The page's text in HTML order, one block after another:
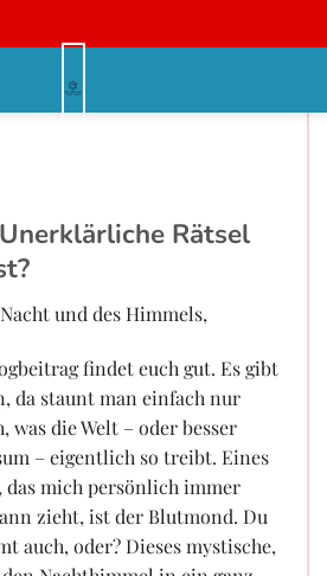
Kosmisches
Rätsel
und des Himmels,
findet euch gut. Es gibt
da staunt man einfach nur
was die Welt – oder besser
– eigentlich so treibt. Eines
das mich persönlich immer
zieht, ist der Blutmond. Du
auch, oder? Dieses mystische,